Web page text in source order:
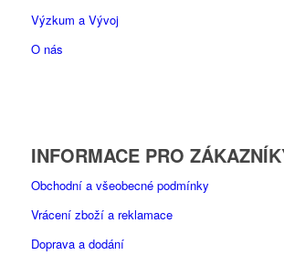
Výzkum a Vývoj
O nás
INFORMACE PRO
Obchodní a všeobecné podmínky
Vrácení zboží a reklamace
Doprava a dodání